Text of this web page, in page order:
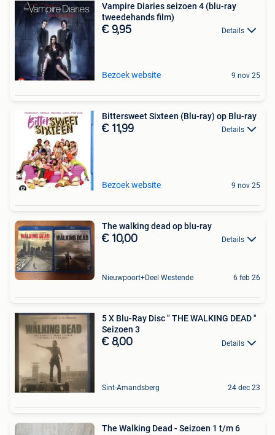
Vampire Diaries seizoen 4 (blu-ray
tweedehands film)
€ 9,95 Details
Bezoek website 9 nov 25
Bittersweet Sixteen (Blu-ray) op Blu-ray
€ 11,99 Details
Bezoek website 9 nov 25
The walking dead op blu-ray
€ 10,00 Details
Nieuwpoort+Deel Westende 6 feb 26
5 X Blu-Ray Disc " THE WALKING DEAD "
Seizoen 3
€ 8,00 Details
Sint-Amandsberg 24 dec 23
The Walking Dead - Seizoen 1 t/m 6